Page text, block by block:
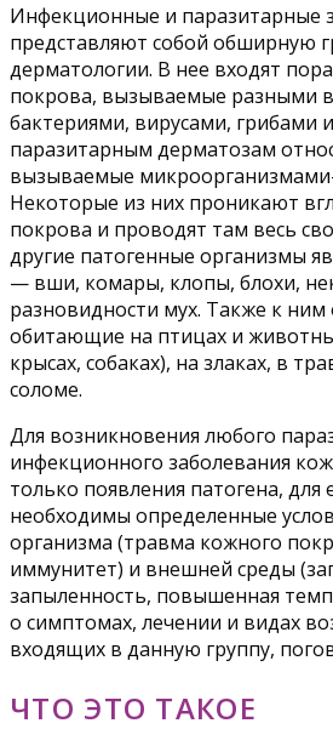
Инфекционные и паразитарные
представляют собой обширную
дерматологии. В нее входят
покрова, вызываемые разными
бактериями, вирусами, грибами
паразитарным дерматозам
вызываемые
Некоторые из них проникают
покрова и проводят там весь
другие патогенные организмы
— вши, комары, клопы, блохи,
разновидности мух. Также к ним
обитающие на птицах и
крысах, собаках), на злаках, в
соломе.
Для возникновения любого
инфекционного заболевания
только появления патогена, для
необходимы определенные
организма (травма кожного
иммунитет) и внешней среды
запыленность, повышенная
о симптомах, лечении и видах
входящих в данную группу,
ЧТО ЭТО ТАКОЕ